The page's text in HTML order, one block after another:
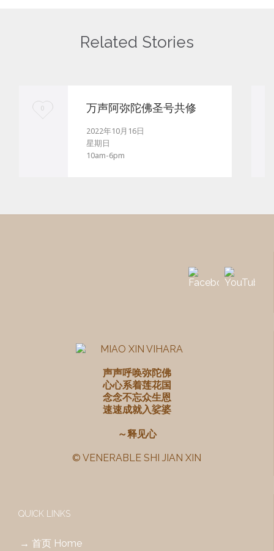
Related Stories
Love
0 万声阿弥陀佛圣号共修
2022年10月16日
星期日
10am-6pm
声声呼唤弥陀佛
心心系着莲花国
念念不忘众生恩
速速成就入娑婆
～释见心
© VENERABLE SHI JIAN XIN
QUICK LINKS
→ 首页 Home